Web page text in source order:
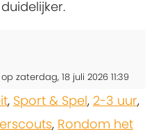
zaterdag, 18 juli 2026 11:39
, Sport & Spel, 2-3 uur,
, Rondom het